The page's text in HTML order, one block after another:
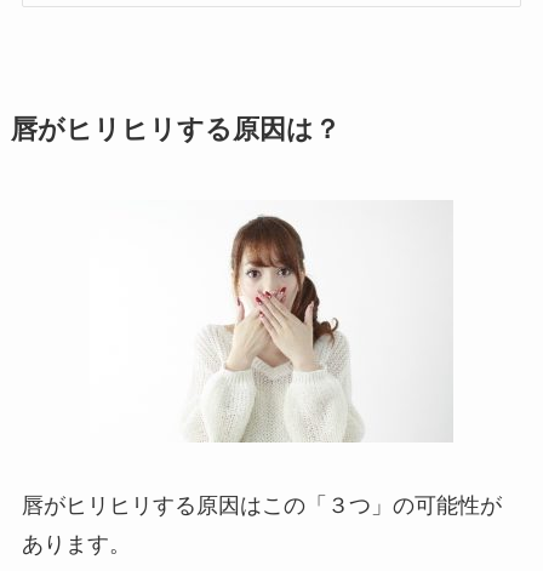
唇がヒリヒリする原因は？
唇がヒリヒリする原因はこの「３つ」の可能性が
あります。